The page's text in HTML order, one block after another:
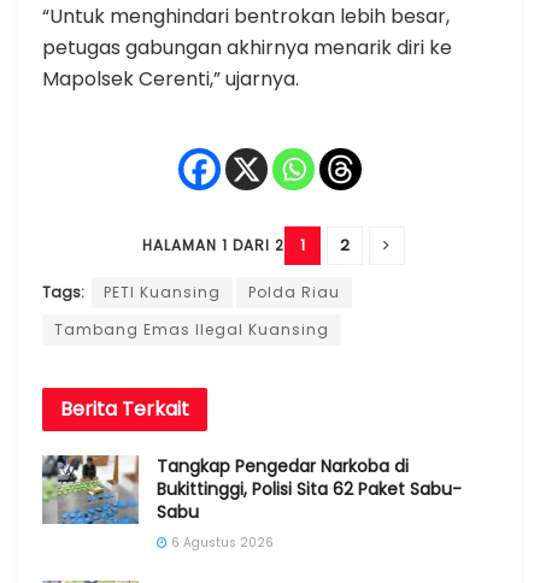
“Untuk menghindari bentrokan lebih besar,
petugas gabungan akhirnya menarik diri ke
Mapolsek Cerenti,” ujarnya.
HALAMAN 1 DARI 2 1 2
Tags: PETI Kuansing
Polda Riau
Tambang Emas Ilegal Kuansing
Berita Terkait
Tangkap Pengedar Narkoba di
Bukittinggi, Polisi Sita 62 Paket Sabu-
Sabu
6 Agustus 2026